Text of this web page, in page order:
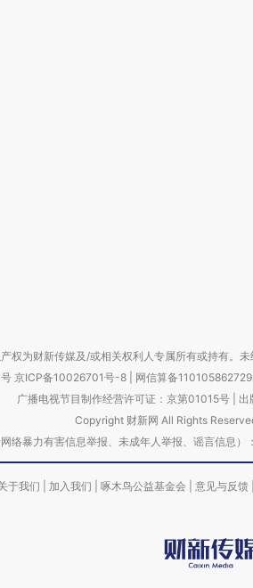
权为财新传媒及/或相关权利人专属所有或持有。
京ICP备10026701号-8 网信算备
广播电视节目制作经营许可证：京第01015号| 出
Copyright 财新网 All Rights
网络暴力有害信息举报、未成年人举报、谣言信
于我们 加入我们 啄木鸟公益基金会 意见与反馈